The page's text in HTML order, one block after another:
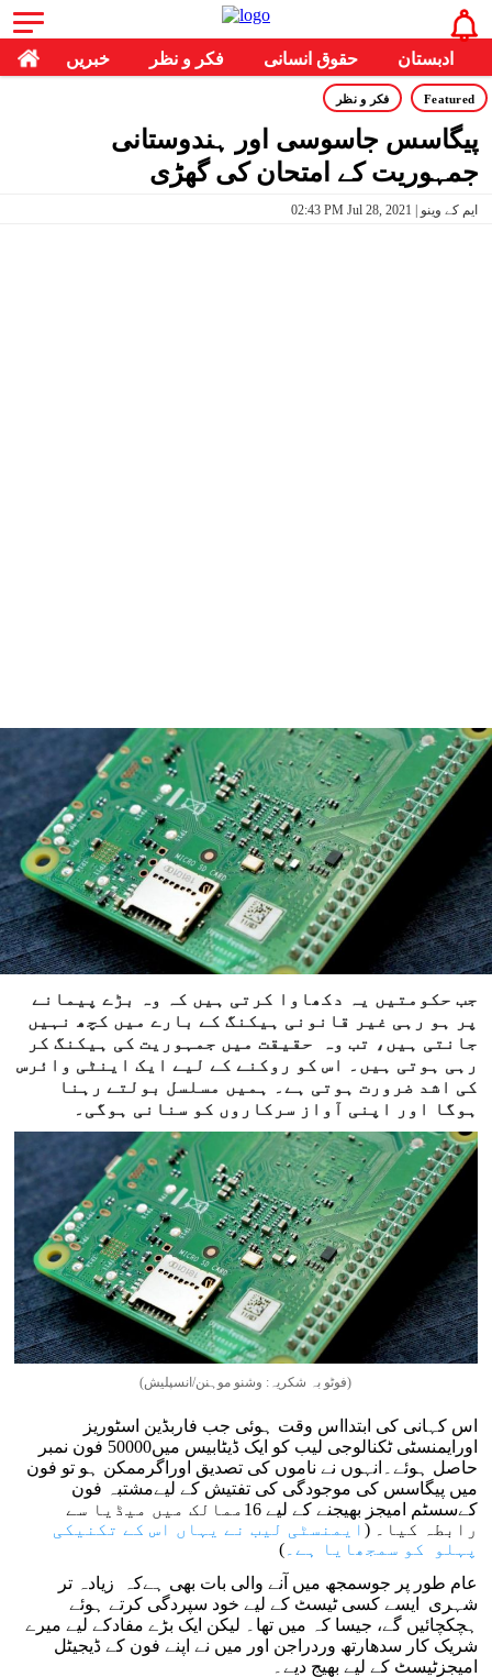
خبریں فکر و نظر حقوق انسانی ادبستان
Featured فکر و نظر
پیگاسس جاسوسی اور ہندوستانی
جمہوریت کے امتحان کی گھڑی
02:43 PM Jul 28, 2021 | ایم کے وینو
جب حکومتیں یہ دکھاوا کرتی ہیں کہ وہ بڑے پیمانے
پر ہو رہی غیر قانونی ہیکنگ کے بارے میں کچھ نہیں
جانتی ہیں، تب وہ حقیقت میں جمہوریت کی ہیکنگ کر
رہی ہوتی ہیں۔ اس کو روکنے کے لیے ایک اینٹی وائرس
کی اشد ضرورت ہوتی ہے۔ ہمیں مسلسل بولتے رہنا
ہوگا اور اپنی آواز سرکاروں کو سنانی ہوگی۔
(فوٹو بہ شکریہ: وشنو موہنن/انسپلیش)
اس کہانی کی ابتدااس وقت ہوئی جب فاربڈین اسٹوریز
اورایمنسٹی ٹکنالوجی لیب کو ایک ڈیٹابیس میں50000 فون نمبر
حاصل ہوئے۔انہوں نے ناموں کی تصدیق اوراگرممکن ہو تو فون
میں پیگاسس کی موجودگی کی تفتیش کے لیےمشتبہ فون
کےسسٹم امیجز بھیجنے کے لیے 16ممالک میں میڈیا سے
رابطہ کیا۔ ( ایمنسٹی لیب نے یہاں اس کے تکنیکی
پہلو کو سمجھایا ہے۔)
عام طور پر جوسمجھ میں آنے والی بات بھی ہےکہ زیادہ تر
شہری ایسے کسی ٹیسٹ کے لیے خود سپردگی کرتے ہوئے
ہچکچائیں گے، جیسا کہ میں تھا۔ لیکن ایک بڑے مفادکے لیے میرے
شریک کار سدھارتھ وردراجن اور میں نے اپنے فون کے ڈیجیٹل
امیجزٹیسٹ کے لیے بھیج دیے۔